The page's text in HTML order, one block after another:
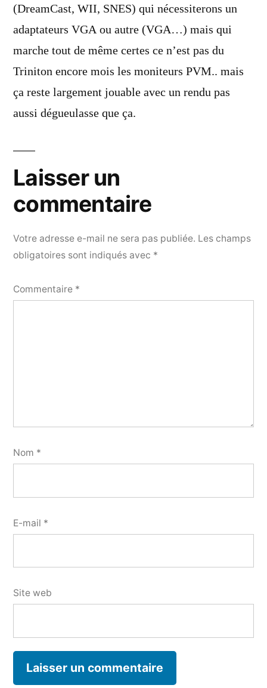
(DreamCast, WII, SNES) qui nécessiterons un
adaptateurs VGA ou autre (VGA…) mais qui
marche tout de même certes ce n’est pas du
Triniton encore mois les moniteurs PVM.. mais
ça reste largement jouable avec un rendu pas
aussi dégueulasse que ça.
Laisser un
commentaire
Votre adresse e-mail ne sera pas publiée. Les champs
obligatoires sont indiqués avec *
Commentaire *
Nom *
E-mail *
Site web